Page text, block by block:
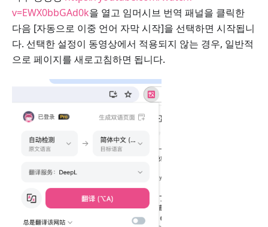
v=EWX0bbGAd0k을 열고 임머시브 번역 패널을 클릭한
다음 [자동으로 이중 언어 자막 시작]을 선택하면 시작됩니
다. 선택한 설정이 동영상에서 적용되지 않는 경우, 일반적
으로 페이지를 새로고침하면 됩니다.